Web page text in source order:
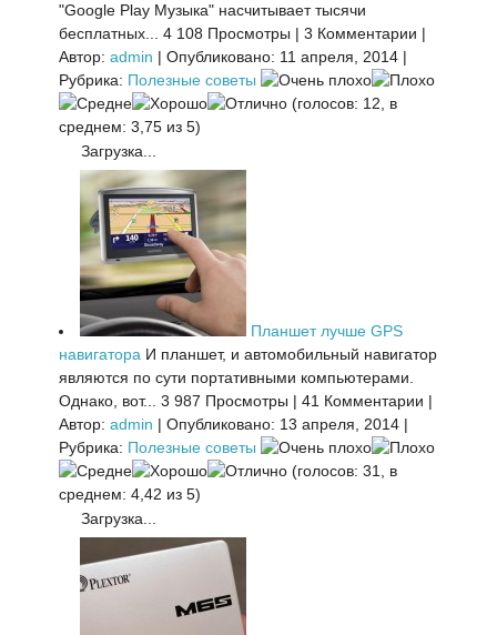
"Google Play Музыка" насчитывает тысячи
бесплатных...
4 108 Просмотры | 3 Комментарии |
Автор: admin | Опубликовано: 11 апреля, 2014 |
Рубрика: Полезные советы
(голосов: 12, в
среднем: 3,75 из 5)
Загрузка...
Планшет лучше GPS
навигатора И планшет, и автомобильный навигатор
являются по сути портативными компьютерами.
Однако, вот...
3 987 Просмотры | 41 Комментарии |
Автор: admin | Опубликовано: 13 апреля, 2014 |
Рубрика: Полезные советы
(голосов: 31, в
среднем: 4,42 из 5)
Загрузка...